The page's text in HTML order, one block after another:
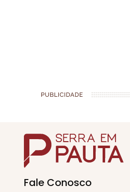
Fale Conosco